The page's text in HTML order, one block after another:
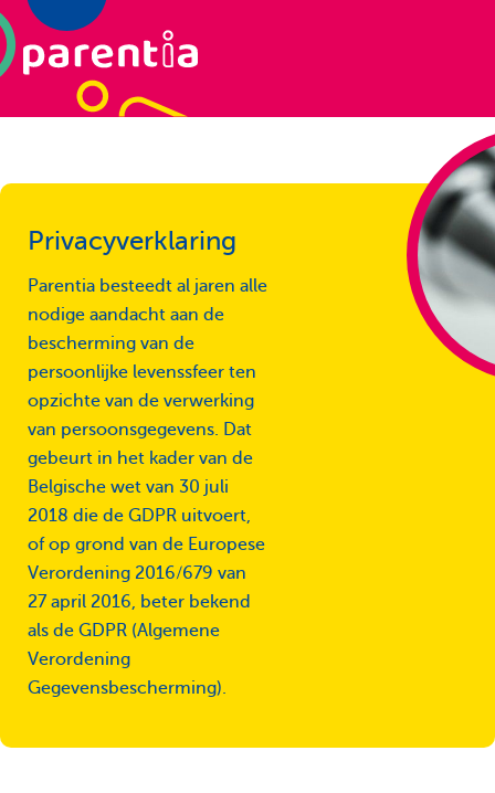
Privacyverklaring
Parentia besteedt al jaren alle
nodige aandacht aan de
bescherming van de
persoonlijke levenssfeer ten
opzichte van de verwerking
van persoonsgegevens. Dat
gebeurt in het kader van de
Belgische wet van 30 juli
2018 die de GDPR uitvoert,
of op grond van de Europese
Verordening 2016/679 van
27 april 2016, beter bekend
als de GDPR (Algemene
Verordening
Gegevensbescherming).